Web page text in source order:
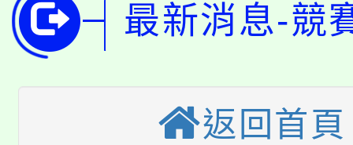
程，歡迎學生輔導中心
心理、諮商輔導、社會
系所師生報名參加。
縣市「校園短影音徵選
門員」簡章及活動海報
踴躍報名參加。
要點
「桃園市補助參觀特色
展演活動實施計畫」
115年度「教育部表揚
義教育推展貢獻獎」
「2026 ART TAIPEI
最新消息-競
返回首頁